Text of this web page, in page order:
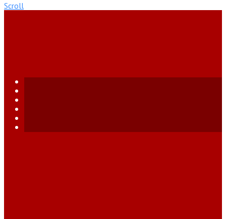
Scroll